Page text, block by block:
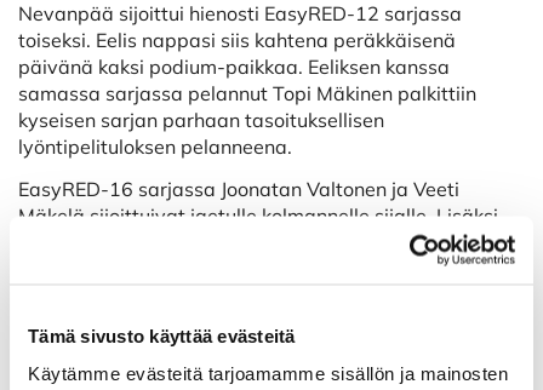
Tämä sivusto käyttää evästeitä
Käytämme evästeitä tarjoamamme sisällön ja mainosten
Nevanpää sijoittui hienosti EasyRED-12 sarjassa
toiseksi. Eelis nappasi siis kahtena peräkkäisenä
päivänä kaksi podium-paikkaa. Eeliksen kanssa
samassa sarjassa pelannut Topi Mäkinen palkittiin
kyseisen sarjan parhaan tasoituksellisen
lyöntipelituloksen pelanneena.
EasyRED-16 sarjassa Joonatan Valtonen ja Veeti
Mäkelä sijoittuivat jaetulle kolmannelle sijalle. Lisäksi
EasyRED: 1. Eelis Nevanpää